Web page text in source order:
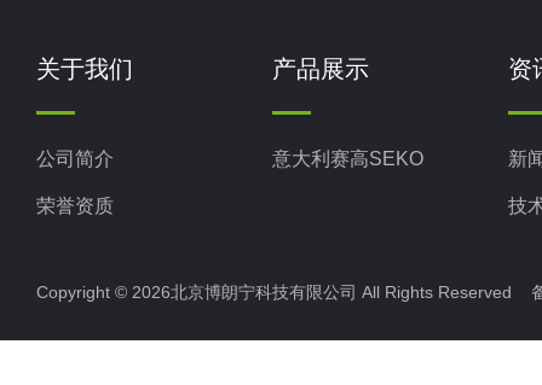
关于我们
公司简介
荣誉资质
产品展示
意大利赛高SEKO
资
新
技
Copyright © 2026北京博朗宁科技有限公司 All Rights Reserved